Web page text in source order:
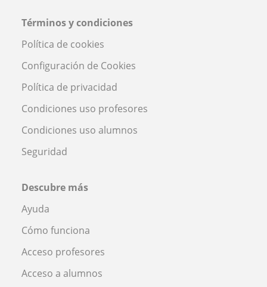
Términos y condiciones
Política de cookies
Configuración de Cookies
Política de privacidad
Condiciones uso profesores
Condiciones uso alumnos
Seguridad
Descubre más
Ayuda
Cómo funciona
Acceso profesores
Acceso a alumnos